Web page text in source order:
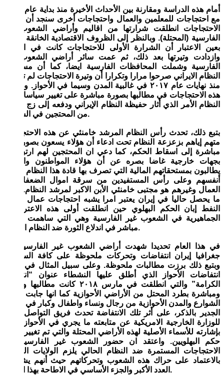
مع احتجاجات للمعلمين والعمال واحتجاجات أخرى سنجد أن غالبية
الاحتجاجات انطلقت شرارتها من اقاليم وأراضي الشعوب غير
الفارسية (المحتلة). وبالنظر إلى الظروف الاقتصادية الخانقة آخذين
بعين الاعتبار أن الشرارة الأولى للاحتجاجات كانت في الأحواز
وازدادت وتيرتها بعد ذلك، ثم عمت سائر أراضي الشعوب غير
الفارسية وشملت المحافظات الفارسية ايضا، كما أن مسؤولي
النظام الايراني صرحوا مرارا وتكرارا أن وتيرة الاحتجاجات لم تتوقف
منذ نهايات عام ٢٠١٧ في غالبية المدن وسيما في الأحواز. وركزت
هذه الاحتجاجات في مطالبها بصورة مباشرة على تغيير سياسات هذا
النظام الأمر الذي أثار حفيظة النظام الإيراني ودفعه إلى زج الالاف
من المحتجين في السجون.
بتبع ذلك، تحدث رأس النظام المرشد خامنئي عن هذه الاحتجاجات
متهم إياهم بزعزعة النظام تحت ادعاء أن هؤلاء يسعون بصورة غير
مباشرة إلى اسقاط الحكم، كما دعي ان المحتجين لهم ارتباطات
بجهات خارجية غاضا بصره عن أن هؤلاء المواطنون والعمال
يطالبون بمستحقاتهم المالية التي تصرف بها قادة هذا النظام لصالح
أنفسهم وعلى رأس المستفيدين من سرقة اموال الضعفاء من
العمال وغيرهم هو مجتبى خامنئي الأبن الاكبر لمرشد النظام. ويبدو
ما يحصل حاليا في إيران يعتبر امرا يشبه احتجاجات عمال شركة
النفط إبان الحكم البهلوي حين انطلقت أولى هذه الاعتراضات
الجماهيرية في الشعوب غير الفارسية وهي التي ساهمت بشكل
مباشر في اندلاع الثورة ضد النظام السابق.
في هذا العام تحديدا شهدت أراضي الشعوب غير الفارسية في
جغرافيا إيران انتفاضات وتحركات ملحوظة على كافة الساحات
وبتبع ذلك برزت مطالبات ملحوظة. وعلى سبيل المثال في إحدى
انتفاضات الأحواز الذي أطلق عليها النشطاء عنوان “انتفاضة
الكرامة” والتي انطلقت في مارس ٢٠١٨ كانت مطالبها واضحة
ومباشرة بطرد المحتل من الأراضي الأحوازية كما انها جابت غالبية
الشوارع والمدن الأحوازية من رجال ونساء واطفال وكبار في السن.
الجدير بالذكر، على أثر تلك الانتفاضة تحدث فريق التواصل التابع
للوزارة الخارجية الامريكية عن متابعته ما يجري في الأحواز وذلك
بإشارته للأسماء الأصلية لهذه الأراضي المحتلة والتي تم تغييرها منذ
حكم البهلويين. واعتقد ان حضور الشعوب غير الفارسية في
الاحتجاجات المستمرة ضد النظام الحالي يلزم الولايات المتحدة
بالاعتماد على حراك هذه الشعوب وتحركاتهم حيث أنهم يشكلون
العدد الأكبر والجزء الأساسي في الاطاحة بهذا النظام.